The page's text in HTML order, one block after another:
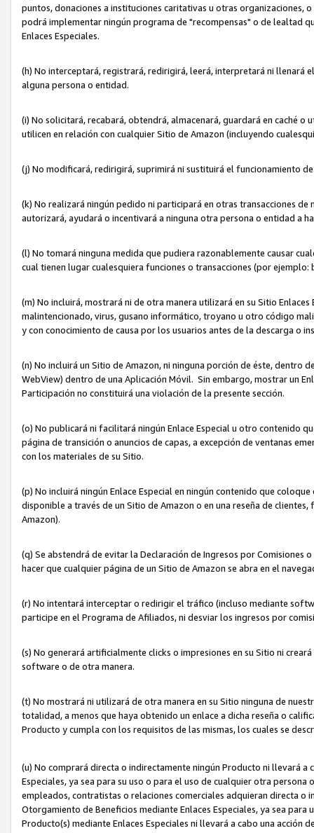
puntos, donaciones a instituciones caritativas u otras organizaciones,
podrá implementar ningún programa de "recompensas" o de lealtad
Enlaces Especiales.
(h) No interceptará, registrará, redirigirá, leerá, interpretará ni
alguna persona o entidad.
(i) No solicitará, recabará, obtendrá, almacenará, guardará en caché
utilicen en relación con cualquier Sitio de Amazon (incluyendo
(j) No modificará, redirigirá, suprimirá ni sustituirá el funcionamiento
(k) No realizará ningún pedido ni participará en otras transacciones
autorizará, ayudará o incentivará a ninguna otra persona o entidad a
(l) No tomará ninguna medida que pudiera razonablemente causar
cual tienen lugar cualesquiera funciones o transacciones (por
(m) No incluirá, mostrará ni de otra manera utilizará en su Sitio
malintencionado, virus, gusano informático, troyano u otro código
y con conocimiento de causa por los usuarios antes de la descarga
(n) No incluirá un Sitio de Amazon, ni ninguna porción de éste,
WebView) dentro de una Aplicación Móvil. Sin embargo, mostrar un
Participación no constituirá una violación de la presente sección.
(o) No publicará ni facilitará ningún Enlace Especial u otro contenido
página de transición o anuncios de capas, a excepción de ventanas
con los materiales de su Sitio.
(p) No incluirá ningún Enlace Especial en ningún contenido que
disponible a través de un Sitio de Amazon o en una reseña de
Amazon).
(q) Se abstendrá de evitar la Declaración de Ingresos por
hacer que cualquier página de un Sitio de Amazon se abra en el
(r) No intentará interceptar o redirigir el tráfico (incluso mediante
participe en el Programa de Afiliados, ni desviar los ingresos por
(s) No generará artificialmente clicks o impresiones en su Sitio ni
software o de otra manera.
(t) No mostrará ni utilizará de otra manera en su Sitio ninguna de
totalidad, a menos que haya obtenido un enlace a dicha reseña o
Producto y cumpla con los requisitos de las mismas, los cuales se
(u) No comprará directa o indirectamente ningún Producto ni llevará a
Especiales, ya sea para su uso o para el uso de cualquier otra
empleados, contratistas o relaciones comerciales adquieran directa o
Otorgamiento de Beneficios mediante Enlaces Especiales, ya sea
Producto(s) mediante Enlaces Especiales ni llevará a cabo una